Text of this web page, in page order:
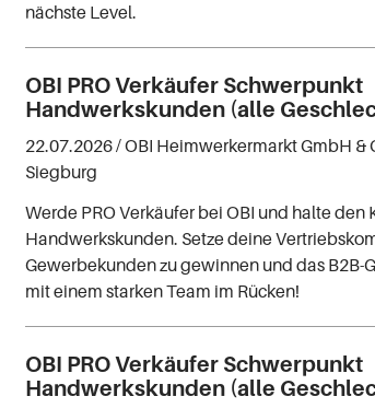
nächste Level.
OBI PRO Verkäufer Schwerpunkt
Handwerkskunden (alle
22.07.2026 /OBI Heimwerkermarkt GmbH &
Siegburg
Werde PRO Verkäufer bei OBI und halte den
Handwerkskunden. Setze deine
Gewerbekunden zu gewinnen und das B2B-
mit einem starken Team im Rücken!
OBI PRO Verkäufer Schwerpunkt
Handwerkskunden (alle